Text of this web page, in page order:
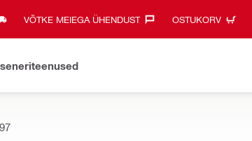
VÕTKE MEIEGA ÜHENDUST‎ OSTUKORV